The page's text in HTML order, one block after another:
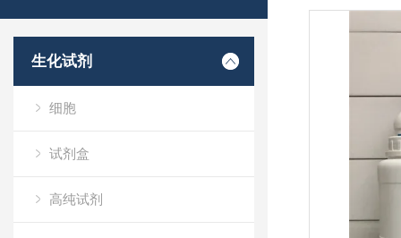
生化试剂
细胞
试剂盒
高纯试剂